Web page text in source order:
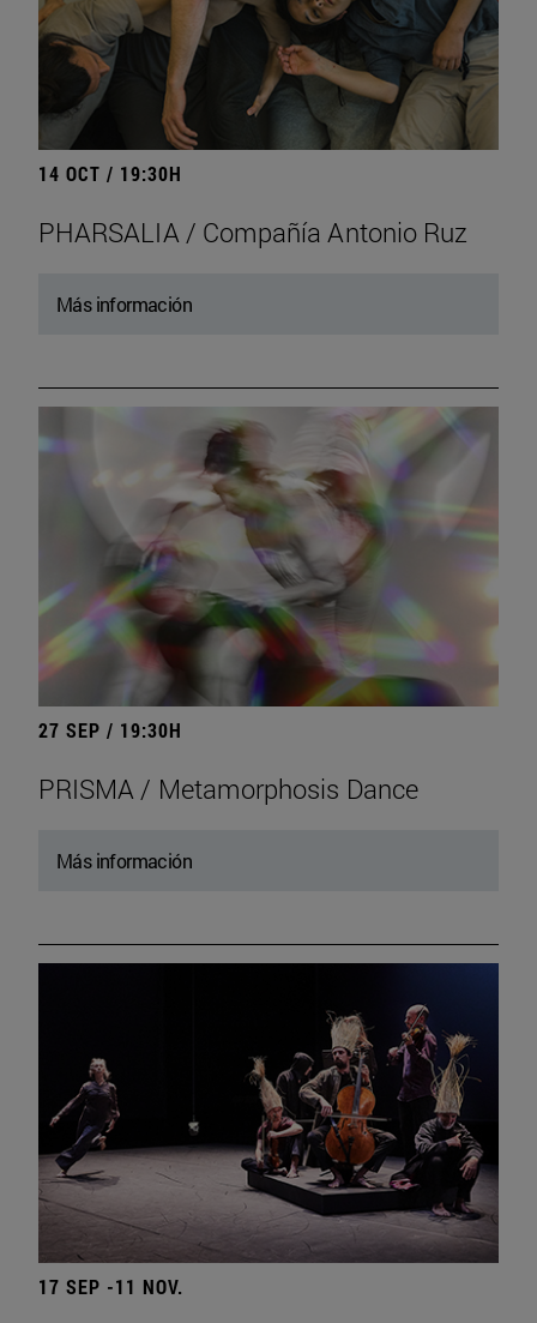
14 OCT / 19:30H
PHARSALIA / Compañía Antonio Ruz
Más información
27 SEP / 19:30H
PRISMA / Metamorphosis Dance
Más información
17 SEP -11 NOV.